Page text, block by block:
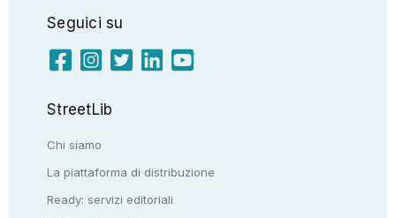
Seguici su
StreetLib
Chi siamo
La piattaforma di distribuzione
Ready: servizi editoriali